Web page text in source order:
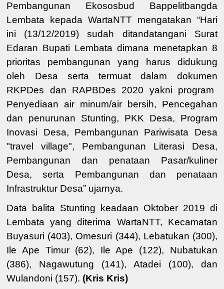
Pembangunan Ekososbud Bappelitbangda
Lembata
kepada WartaNTT mengatakan “Hari
ini (13/12/2019) sudah ditandatangani Surat
Edaran Bupati Lembata dimana menetapkan 8
prioritas pembangunan yang harus didukung
oleh Desa serta termuat dalam dokumen
RKPDes dan RAPBDes 2020 yakni program
Penyediaan air minum/air bersih, Pencegahan
dan penurunan Stunting, PKK Desa, Program
Inovasi Desa, Pembangunan Pariwisata Desa
"travel village", Pembangunan Literasi Desa,
Pembangunandan penataan Pasar/kuliner
Desa, serta Pembangunan dan penataan
Infrastruktur Desa” ujarnya.
Data balita Stunting keadaan Oktober 2019 di
Lembata yang diterima WartaNTT, Kecamatan
Buyasuri (403), Omesuri (344), Lebatukan (300),
Ile Ape Timur (62), Ile Ape (122), Nubatukan
(386), Nagawutung (141), Atadei (100), dan
Wulandoni (157). (Kris Kris)